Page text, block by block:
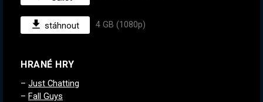
stáhnout 4 GB (1080p)
HRANÉ HRY
Just Chatting
Fall Guys